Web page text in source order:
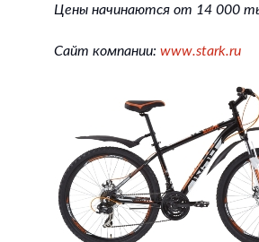
Цены начинаются от 14 000
Сайт компании: www.stark.ru